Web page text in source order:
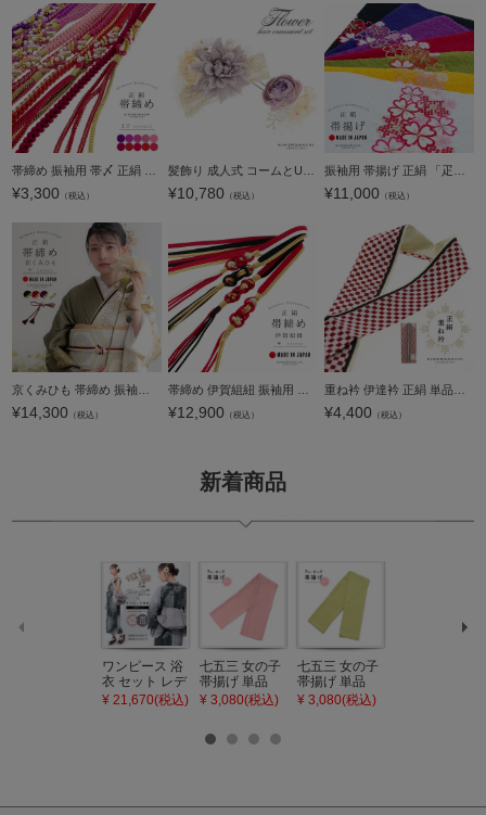
¥3,300 （税込） ¥10,780 （税込） ¥11,000 （税込）
¥14,300 （税込） ¥12,900 （税込） ¥4,400 （税込）
新着商品
ワンピース 浴
衣 セット レデ
ィース 吸水速
タン・夜の葉
¥ 21,670(税込)
七五三 女の子
帯揚げ 単品
「灰桃色」日
びあげ 和装 着
【メール便不
¥ 3,080(税込)
七五三 女の子
帯揚げ 単品
「若葉色」日
【メール便不
¥ 3,080(税込)
【メール便不